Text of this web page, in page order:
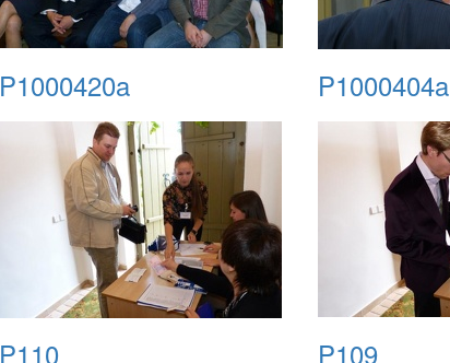
P1000420a P1000404a
P110 P109